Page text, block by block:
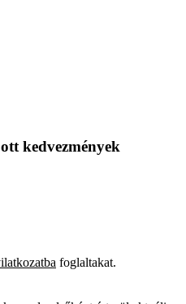
kedvezmények
foglaltakat.